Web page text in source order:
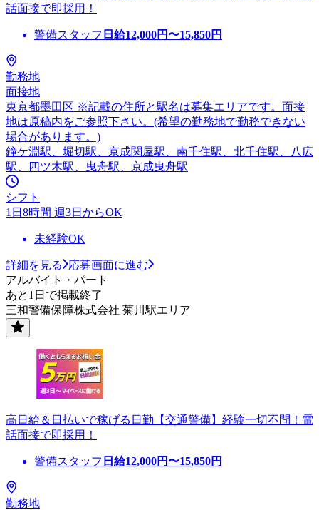
話面接で即採用！
警備スタッフ 日給12,000円〜15,850円
勤務地
面接地
東京都墨田区 ※記載の住所と駅名は募集エリアです。面接
地は原稿内をご参照下さい。(希望の勤務地で勤務できない
場合があります。)
鐘ケ淵駅、堀切駅、京成関屋駅、南千住駅、北千住駅、八広
駅、四ツ木駅、曳舟駅、京成曳舟駅
シフト
1日8時間 週3日からOK
未経験OK
詳細を見る
応募画面に進む
アルバイト・パート
あと1日で掲載終了
三和警備保障株式会社 菊川駅エリア
高日給＆日払いで稼げる日勤【交通警備】経験一切不問！電
話面接で即採用！
警備スタッフ 日給12,000円〜15,850円
勤務地